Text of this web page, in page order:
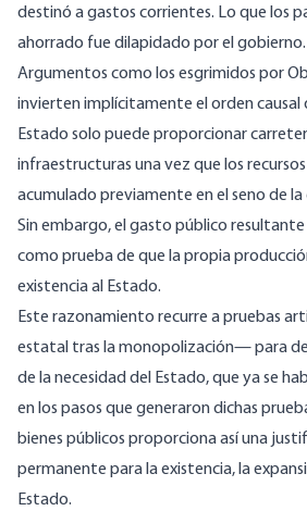
destinó a gastos corrientes. Lo que los
ahorrado fue dilapidado por el gobierno.
Argumentos como los esgrimidos por
invierten implícitamente el orden causal
Estado solo puede proporcionar
infraestructuras una vez que los
acumulado previamente en el seno de
Sin embargo, el gasto público resultante
como prueba de que la propia
existencia al Estado.
Este razonamiento recurre a pruebas
estatal tras la monopolización— para
de la necesidad del Estado, que ya se
en los pasos que generaron dichas
bienes públicos proporciona así una
permanente para la existencia, la
Estado.